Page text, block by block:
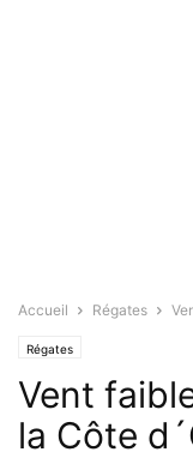
Accueil Régates
Régates
Vent
la Côte